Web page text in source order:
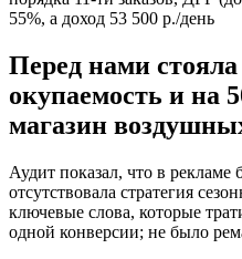
55%, а доход 53 500 р./день
Перед нами
окупаемость и на
магазин
Аудит показал, что в
отсутствовала стратегия
ключевые слова, которые
одной конверсии; не было